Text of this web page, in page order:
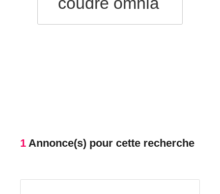
1 Annonce(s) pour cette recherche